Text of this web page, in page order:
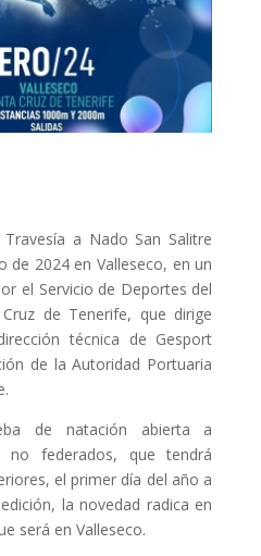
a Nado San Salitre
de 2024 en Valleseco, en un
el Servicio de Deportes del
de Tenerife, que dirige
técnica de Gesport
de la Autoridad Portuaria
de natación abierta a
no federados, que tendrá
el primer día del año a
la novedad radica en
será en Valleseco.